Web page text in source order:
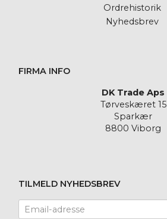
Ordrehistorik
Nyhedsbrev
FIRMA INFO
DK Trade Aps
Tørveskæret 15
Sparkær
8800 Viborg
TILMELD NYHEDSBREV
adresse